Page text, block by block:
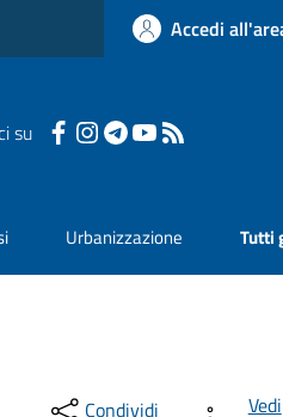
Accedi
su
Urbanizzazione Tutti
Condividi
Vedi